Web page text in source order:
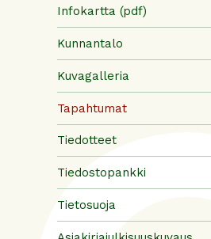
Infokartta (pdf)
Kunnantalo
Kuvagalleria
Tapahtumat
Tiedotteet
Tiedostopankki
Tietosuoja